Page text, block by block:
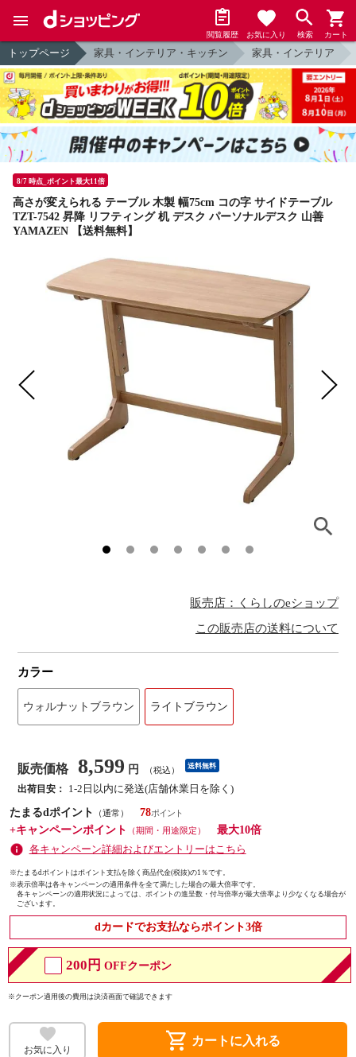
閲覧履歴 お気に入り 検索 カート
トップページ 家具・インテリア・キッチン 家具・インテリア
8/7 時点_ポイント最大11倍
高さが変えられる テーブル 木製 幅75cm コの字 サイドテーブル
TZT-7542 昇降 リフティング 机 デスク パーソナルデスク 山善
YAMAZEN 【送料無料】
販売店：くらしのeショップ
この販売店の送料について
カラー
ウォルナットブラウン ライトブラウン
販売価格 8,599 円 （税込） 送料無料
出荷目安：
1-2日以内に発送(店舗休業日を除く)
たまるdポイント
（通常）
78
+キャンペーンポイント
（期間・用途限定）
最大10倍
各キャンペーン詳細およびエントリーはこちら
※たまるdポイントはポイント支払を除く商品代金(税抜)の1％です。
※表示倍率は各キャンペーンの適用条件を全て満たした場合の最大倍率です。
各キャンペーンの適用状況によっては、ポイントの進呈数・付与倍率が最大倍率より少なくなる場合が
ございます。
dカードでお支払ならポイント3倍
200円 OFFクーポン
※クーポン適用後の費用は決済画面で確認できます
お気に入り shopping_cart カートに入れる